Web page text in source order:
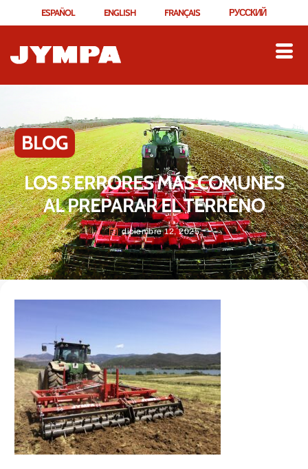
ESPAÑOL ENGLISH FRANÇAIS РУССКИЙ
BLOG
LOS 5 ERRORES MÁS COMUNES
AL PREPARAR EL TERRENO
diciembre 12, 2025